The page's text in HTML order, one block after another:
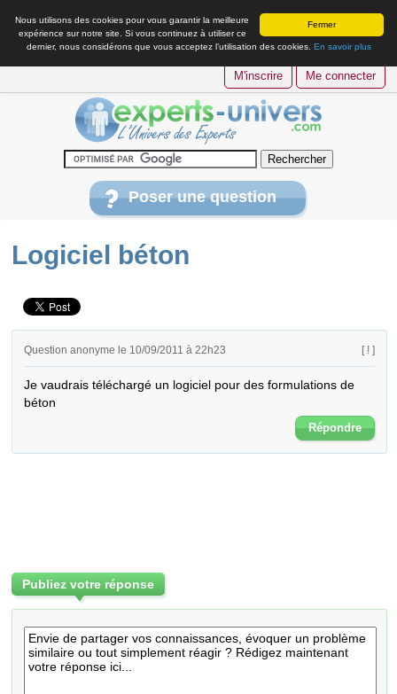
Fermer
Nous utilisons des cookies pour vous garantir la meilleure
expérience sur notre site. Si vous continuez à utiliser ce
dernier, nous considérons que vous acceptez l’utilisation des cookies. En savoir plus
M'inscrire Me connecter
Poser une question
Logiciel béton
Question anonyme le 10/09/2011 à 22h23 [ ! ]
Je vaudrais téléchargé un logiciel pour des formulations de
béton
Répondre
Publiez votre réponse